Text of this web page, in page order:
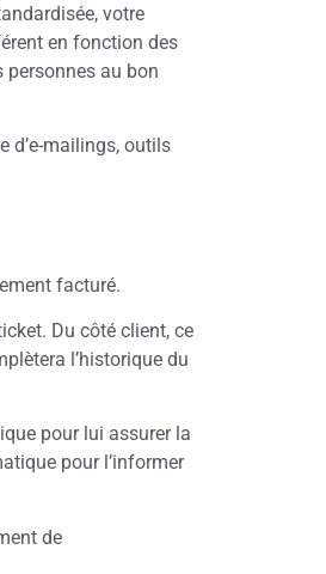
votre
en fonction des
personnes au bon
d’e-mailings, outils
facturé.
Du côté client, ce
l’historique du
pour lui assurer la
pour l’informer
de